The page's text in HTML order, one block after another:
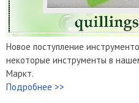
Новое поступление
некоторые инструменты в
Маркт.
Подробнее >>